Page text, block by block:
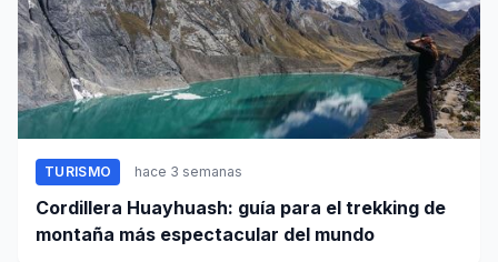
TURISMO hace 3 semanas
Cordillera Huayhuash: guía para el trekking de
montaña más espectacular del mundo